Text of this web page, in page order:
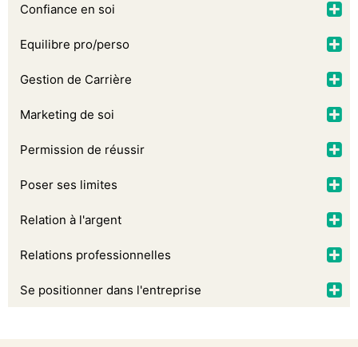
Confiance en soi
Equilibre pro/perso
Gestion de Carrière
Marketing de soi
Permission de réussir
Poser ses limites
Relation à l'argent
Relations professionnelles
Se positionner dans l'entreprise